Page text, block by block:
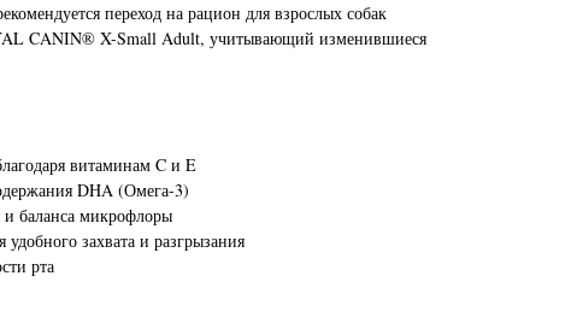
переход на рацион для взрослых собак
CANIN® X-Small Adult, учитывающий изменившиеся
витаминам C и E
DHA (Омега-3)
баланса микрофлоры
захвата и разгрызания
рта